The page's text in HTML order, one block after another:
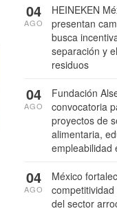
HEINEKEN
presentan
busca
separación y
residuos
04
AGO
Fundación
convocatoria
proyectos de
alimentaria,
empleabilidad
04
AGO
México
del sector
04
AGO